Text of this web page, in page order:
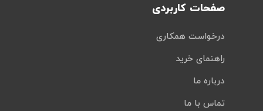
صفحات کاربردی
درخواست همکاری
راهنمای خرید
درباره ما
تماس با ما